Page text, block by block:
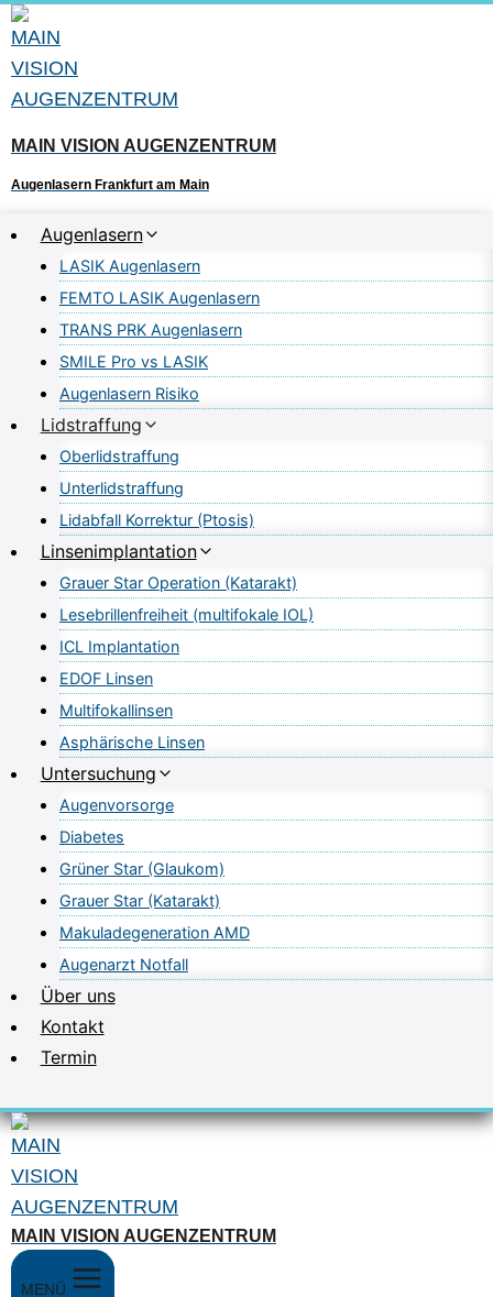
Zum
Inhalt
springen
MAIN VISION AUGENZENTRUM
Augenlasern Frankfurt am Main
Augenlasern
LASIK Augenlasern
FEMTO LASIK Augenlasern
TRANS PRK Augenlasern
SMILE Pro vs LASIK
Augenlasern Risiko
Lidstraffung
Oberlidstraffung
Unterlidstraffung
Lidabfall Korrektur (Ptosis)
Linsenimplantation
Grauer Star Operation (Katarakt)
Lesebrillenfreiheit (multifokale IOL)
ICL Implantation
EDOF Linsen
Multifokallinsen
Asphärische Linsen
Untersuchung
Augenvorsorge
Diabetes
Grüner Star (Glaukom)
Grauer Star (Katarakt)
Makuladegeneration AMD
Augenarzt Notfall
Über uns
Kontakt
Termin
MAIN VISION AUGENZENTRUM
MENÜ